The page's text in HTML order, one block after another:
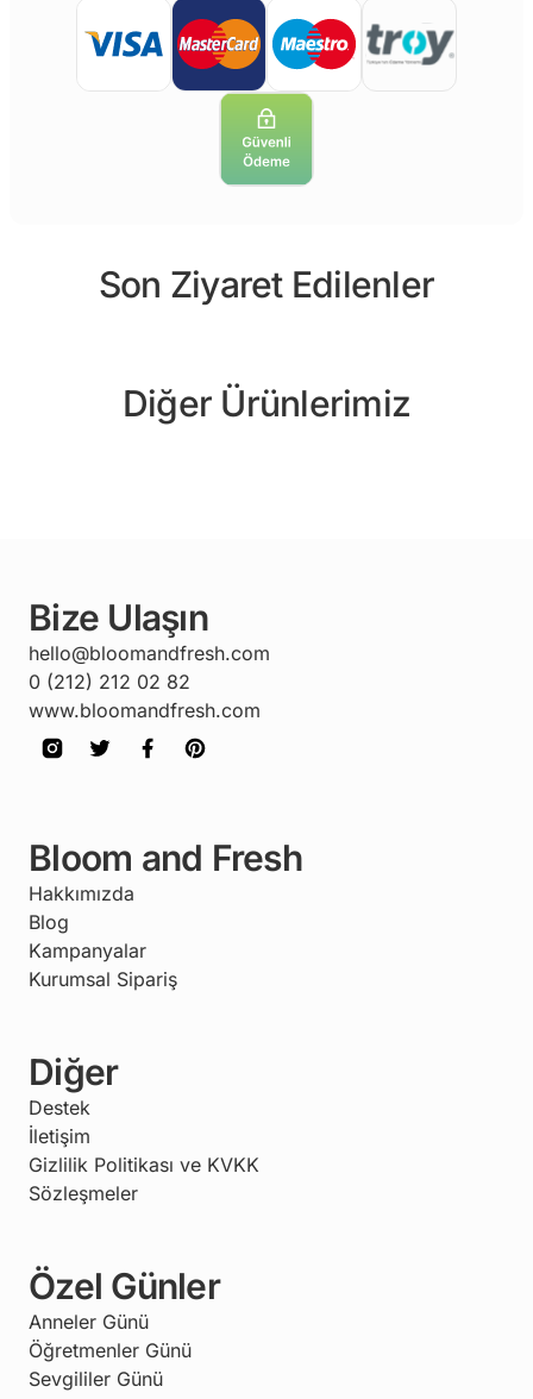
Son Ziyaret Edilenler
Diğer Ürünlerimiz
Bize Ulaşın
hello@bloomandfresh.com
0 (212) 212 02 82
www.bloomandfresh.com
Bloom and Fresh
Hakkımızda
Blog
Kampanyalar
Kurumsal Sipariş
Diğer
Destek
İletişim
Gizlilik Politikası ve KVKK
Sözleşmeler
Özel Günler
Anneler Günü
Öğretmenler Günü
Sevgililer Günü